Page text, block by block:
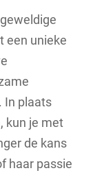
een unieke
In plaats
kun je met
de kans
haar passie